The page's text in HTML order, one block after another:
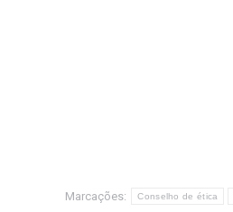
Marcações: Conselho de ética